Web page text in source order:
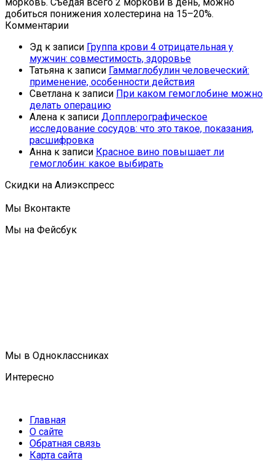
добиться понижения холестерина на 15–20%.
Комментарии
Эд к записи Группа крови 4 отрицательная у
мужчин: совместимость, здоровье
Татьяна к записи Гаммаглобулин человеческий:
применение, особенности действия
Светлана к записи При каком гемоглобине можно
делать операцию
Алена к записи Допплерографическое
исследование сосудов: что это такое, показания,
расшифровка
Анна к записи Красное вино повышает ли
гемоглобин: какое выбирать
Скидки на Алиэкспресс
Мы Вконтакте
Мы на Фейсбук
Мы в Одноклассниках
Интересно
Главная
О сайте
Обратная связь
Карта сайта